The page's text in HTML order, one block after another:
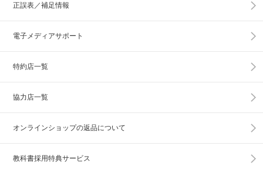
正誤表／補足情報
電子メディアサポート
特約店一覧
協力店一覧
オンラインショップの返品について
教科書採用特典サービス